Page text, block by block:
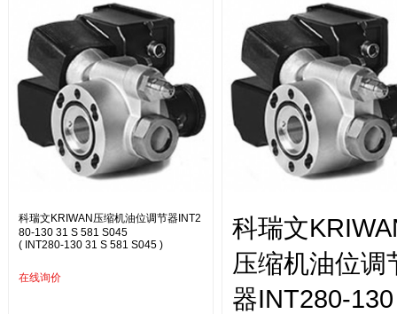
科瑞文KRIWAN压缩机油位调节器INT2
80-130 31 S 581 S045
( INT280-130 31 S 581 S045 )
在线询价
科瑞文
压缩机油位调
器INT280-